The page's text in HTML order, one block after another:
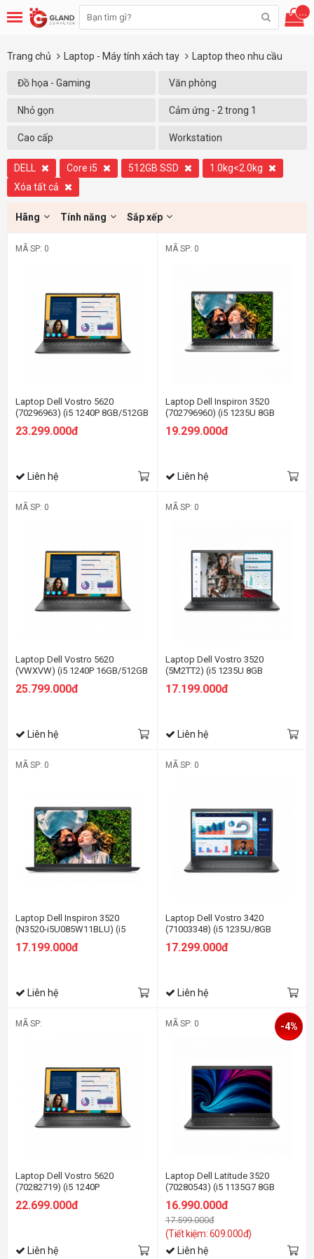
...
Trang chủ Laptop - Máy tính xách tay Laptop theo nhu cầu
Đồ họa - Gaming Văn phòng
Nhỏ gọn Cảm ứng - 2 trong 1
Cao cấp Workstation
DELL Core i5 512GB SSD
1.0kg<2.0kg
Xóa tất cả
Hãng Tính năng Sắp xếp
MÃ SP: 0
Laptop Dell Vostro 5620
(70296963) (i5 1240P 8GB/512GB
2GB/16.0FHD+/Win11/OfficeHS21/Xám)
23.299.000đ
Liên hệ
MÃ SP: 0
Laptop Dell Inspiron 3520
(702796960) (i5 1235U 8GB
2G/15.6 inch
19.299.000đ
Liên hệ
MÃ SP: 0
Laptop Dell Vostro 5620
(VWXVW) (i5 1240P 16GB/512GB
SSD/MX570
2GB/16.0FHD+/Win11/Office
25.799.000đ
Liên hệ
MÃ SP: 0
Laptop Dell Vostro 3520
(5M2TT2) (i5 1235U 8GB
RAM/512GB SSD/15.6 inch
FHD/Win11/OfficeHS21/Xám)
17.199.000đ
Liên hệ
MÃ SP: 0
Laptop Dell Inspiron 3520
(N3520-i5U085W11BLU) (i5
SSD/15.6 inch
17.199.000đ
Liên hệ
MÃ SP: 0
Laptop Dell Vostro 3420
(71003348) (i5 1235U/8GB
FHD/Win11/Office HS21/Xám)
17.299.000đ
Liên hệ
MÃ SP:
Laptop Dell Vostro 5620
(70282719) (i5 1240P
16GB/512GB
SSD/16.0FHD+/Win11/OfficeHS21/Xám)
22.699.000đ
Liên hệ
MÃ SP: 0
Laptop Dell Latitude 3520
(70280543) (i5 1135G7 8GB
RAM/256GB SSD/15.6 inch
FHD/Win11/Đen)
16.990.000đ
17.599.000đ
(Tiết kiệm: 609.000đ)
-4%
Liên hệ